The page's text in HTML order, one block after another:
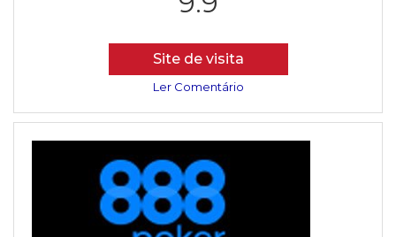
Site de visita
Ler Comentário